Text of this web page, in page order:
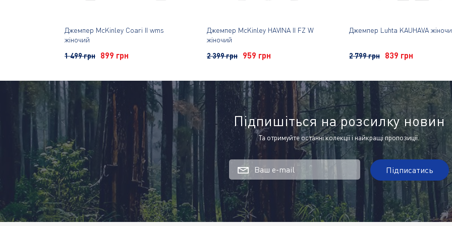
Джемпер McKinley Coari II wms
жіночий
1 499 грн
899 грн
Джемпер McKinley HAVINA II FZ W
жіночий
2 399 грн
959 грн
Джемпер Luhta KAUHAVA
2 799 грн 839 грн
Підпишіться на розсилку новин
Та отримуйте останні колекції і найкращі пропозиції.
Ваш e-mail Підписатись